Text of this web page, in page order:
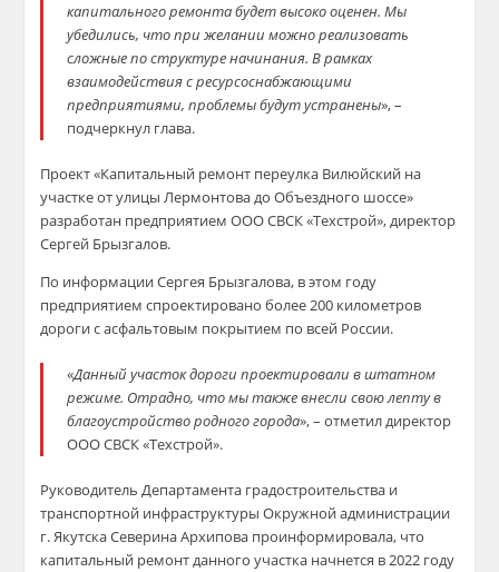
капитального ремонта будет высоко оценен. Мы
убедились, что при желании можно реализовать
сложные по структуре начинания. В рамках
взаимодействия с ресурсоснабжающими
предприятиями, проблемы будут устранены», –
подчеркнул глава.
Проект «Капитальный ремонт переулка Вилюйский на
участке от улицы Лермонтова до Объездного шоссе»
разработан предприятием ООО СВСК «Техстрой», директор
Сергей Брызгалов.
По информации Сергея Брызгалова, в этом году
предприятием спроектировано более 200 километров
дороги с асфальтовым покрытием по всей России.
«Данный участок дороги проектировали в штатном
режиме. Отрадно, что мы также внесли свою лепту в
благоустройство родного города», – отметил директор
ООО СВСК «Техстрой».
Руководитель Департамента градостроительства и
транспортной инфраструктуры Окружной администрации
г. Якутска Северина Архипова проинформировала, что
капитальный ремонт данного участка начнется в 2022 году